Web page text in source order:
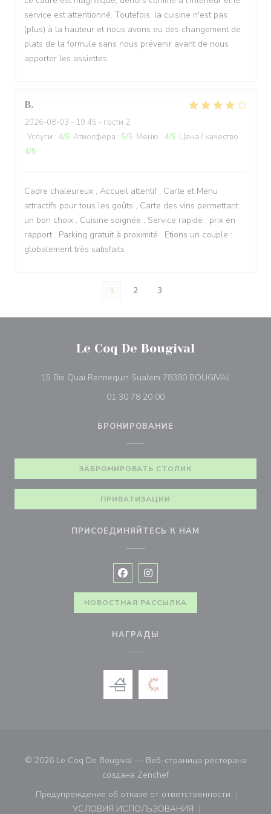
service est attentionné. Toutefois, la cuisine n'est pas
(plus) à la hauteur et nous avons eu des changement de
plats de la formule sans nous prévenir avant de nous
apporter les assiettes.
B
2026-08-03 - 19:45 - гости 2
Услуги : 4/5 Атмосфера : 5/5 Меню : 4/5 Цена / качество :
4/5
Cadre chaleureux , Accueil attentif , Carte et Menu
attractifs pour tous les goûts , Carte des vins permettant
un bon choix , Cuisine soignée , Service rapide , prix en
rapport . Parking gratuit à proximité . Etions un couple :
globalement très satisfaits .
1 2 3
Le Coq De Bougival
15 Bis Quai Rennequin Sualem 78380 BOUGIVAL
01 30 78 20 00
БРОНИРОВАНИЕ
ЗАБРОНИРОВАТЬ СТОЛИК
ПРИВАТИЗАЦИИ
ПРИСОЕДИНЯЙТЕСЬ К НАМ
Facebook ((открывается в новом
Instagram ((открывается в
НОВОСТНАЯ РАССЫЛКА
НАГРАДЫ
© 2026 Le Coq De Bougival — Веб-страница ресторана
создана Zenchef((открывается в новом
Предупреждение об отказе от ответственности
((открывается в новом окне))
УСЛОВИЯ ИСПОЛЬЗОВАНИЯ